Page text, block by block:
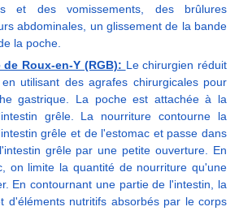
et des vomissements, des brûlures
abdominales, un glissement de la bande
la poche.
Roux-en-Y (RGB): Le chirurgien réduit
utilisant des agrafes chirurgicales pour
gastrique. La poche est attachée à la
grêle. La nourriture contourne la
grêle et de l'estomac et passe dans
grêle par une petite ouverture. En
on limite la quantité de nourriture qu'une
En contournant une partie de l'intestin, la
d'éléments nutritifs absorbés par le corps